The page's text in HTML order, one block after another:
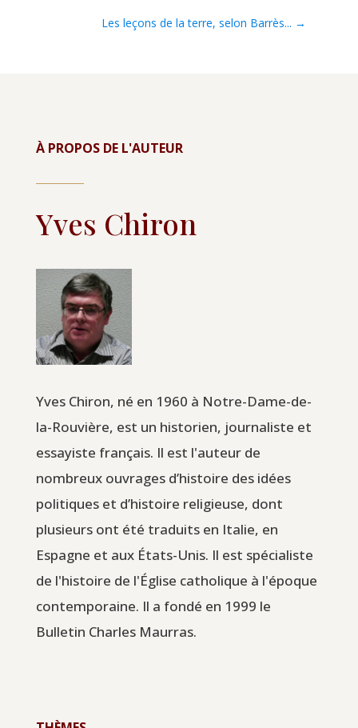
Les leçons de la terre, selon Barrès... →
À PROPOS DE L'AUTEUR
Yves Chiron
Yves Chiron, né en 1960 à Notre-Dame-de-
la-Rouvière, est un historien, journaliste et
essayiste français. Il est l'auteur de
nombreux ouvrages d’histoire des idées
politiques et d’histoire religieuse, dont
plusieurs ont été traduits en Italie, en
Espagne et aux États-Unis. Il est spécialiste
de l'histoire de l'Église catholique à l'époque
contemporaine. Il a fondé en 1999 le
Bulletin Charles Maurras.